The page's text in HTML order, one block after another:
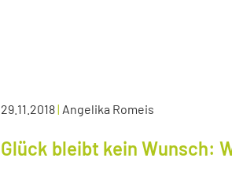
29.11.2018| Angelika Romeis
Glück bleibt kein Wunsch: